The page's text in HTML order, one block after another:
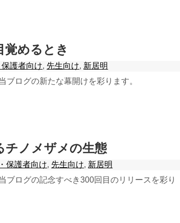
覚めるとき
護者向け, 先生向け, 新居明
ブログの新たな幕開けを彩ります。
チノメザメの生態
保護者向け, 先生向け, 新居明
ブログの記念すべき300回目のリリースを彩り